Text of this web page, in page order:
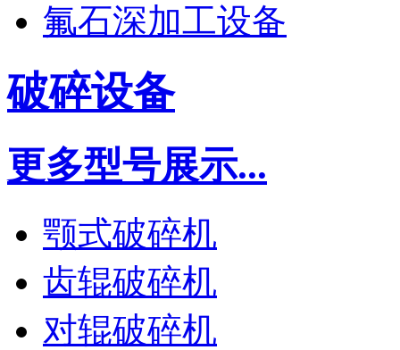
氟石深加工设备
破碎设备
更多型号展示...
颚式破碎机
齿辊破碎机
对辊破碎机